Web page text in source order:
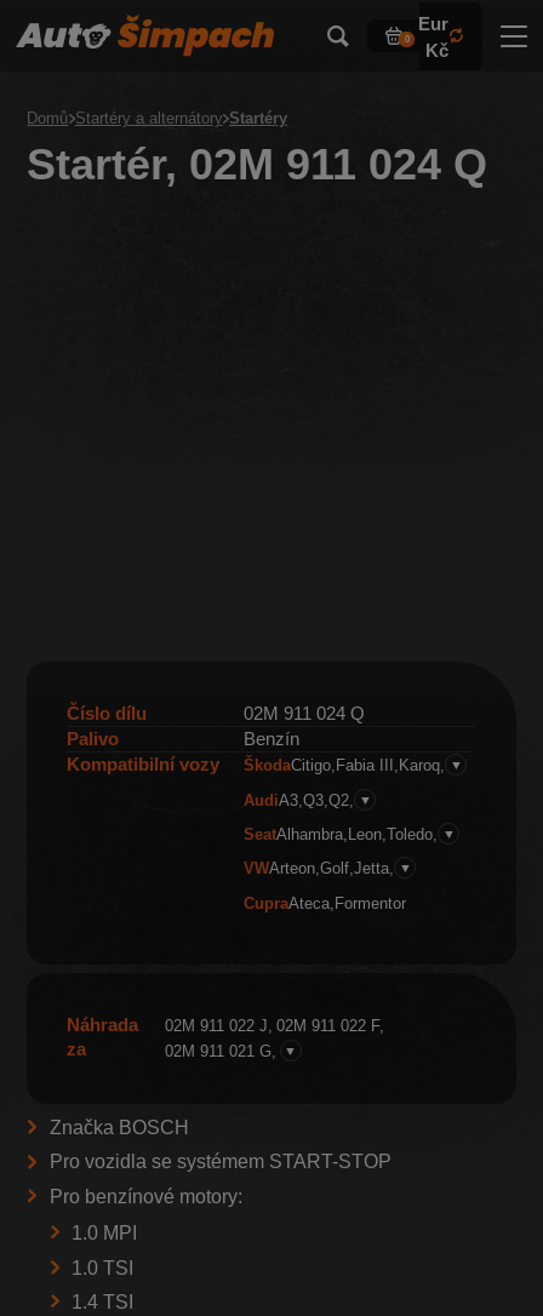
0
Eur
Kč
Domů Startéry a alternátory Startéry
Startér, 02M 911 024 Q
Číslo dílu
02M 911 024 Q
Palivo
Benzín
Kompatibilní vozy
ŠkodaCitigo Fabia III Karoq ▼
AudiA3 Q3 Q2 ▼
SeatAlhambra Leon Toledo ▼
VWArteon Golf Jetta ▼
CupraAteca Formentor
Náhrada
za
02M 911 022 J 02M 911 022 F
02M 911 021 G
▼
Značka BOSCH
Pro vozidla se systémem START-STOP
Pro benzínové motory:
1.0 MPI
1.0 TSI
1.4 TSI